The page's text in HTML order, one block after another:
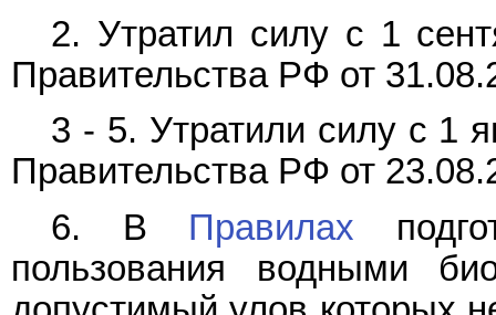
2. Утратил силу с 1
Правительства РФ от
3 - 5. Утратили силу с 1
Правительства РФ от
6. В Правилах
пользования водными